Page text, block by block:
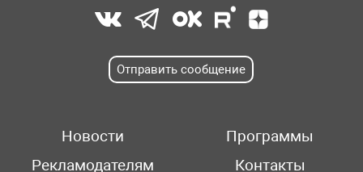
Отправить сообщение
Новости
Программы
Рекламодателям
Контакты